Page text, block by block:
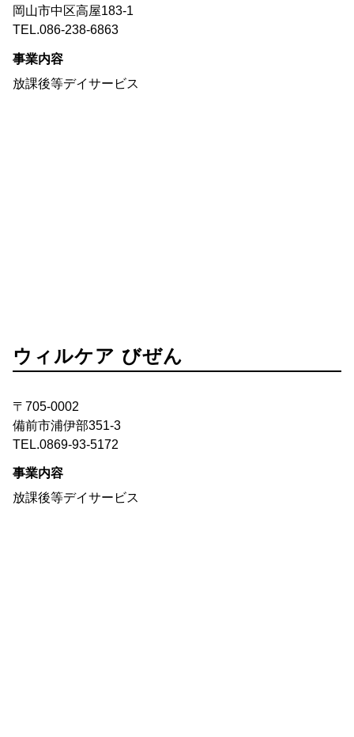
岡山市中区高屋183-1
TEL.086-238-6863
事業内容
放課後等デイサービス
ウィルケア びぜん
〒705-0002
備前市浦伊部351-3
TEL.0869-93-5172
事業内容
放課後等デイサービス